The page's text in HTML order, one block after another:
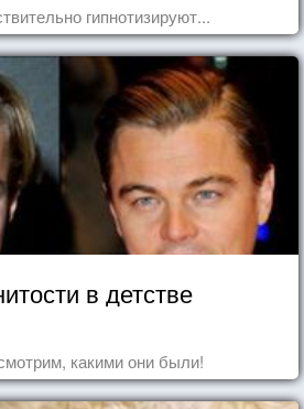
гипнотизируют...
в детстве
какими они были!